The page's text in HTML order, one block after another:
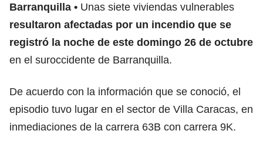
Barranquilla
Unas siete viviendas vulnerables
resultaron afectadas por un incendio que se
registró la noche de este domingo 26 de octubre
en el suroccidente de Barranquilla.
De acuerdo con la información que se conoció, el
episodio tuvo lugar en el sector de Villa Caracas, en
inmediaciones de la carrera 63B con carrera 9K.